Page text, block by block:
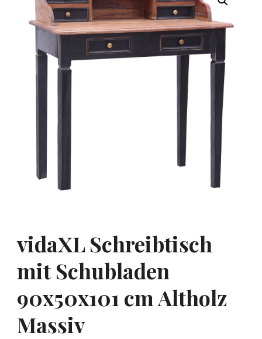
vidaXL Schreibtisch
mit Schubladen
90x50x101 cm Altholz
Massiv